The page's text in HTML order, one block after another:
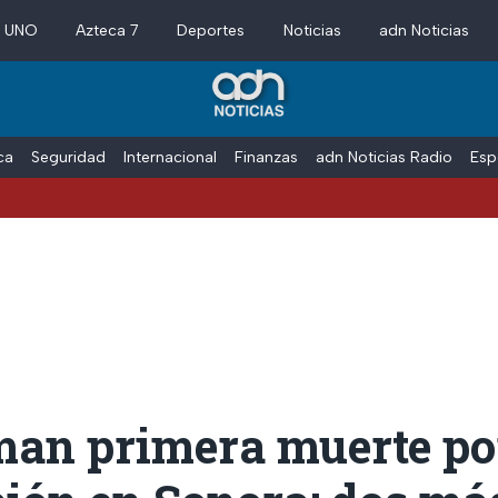
Azteca 7 Deportes Noticias adn Noticias
Seguridad Internacional Finanzas adn Noticias Radio
primera muerte